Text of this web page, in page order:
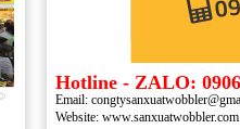
Hotline - ZALO: 0906
Email:
Website: www.sanxuatwobbler.com